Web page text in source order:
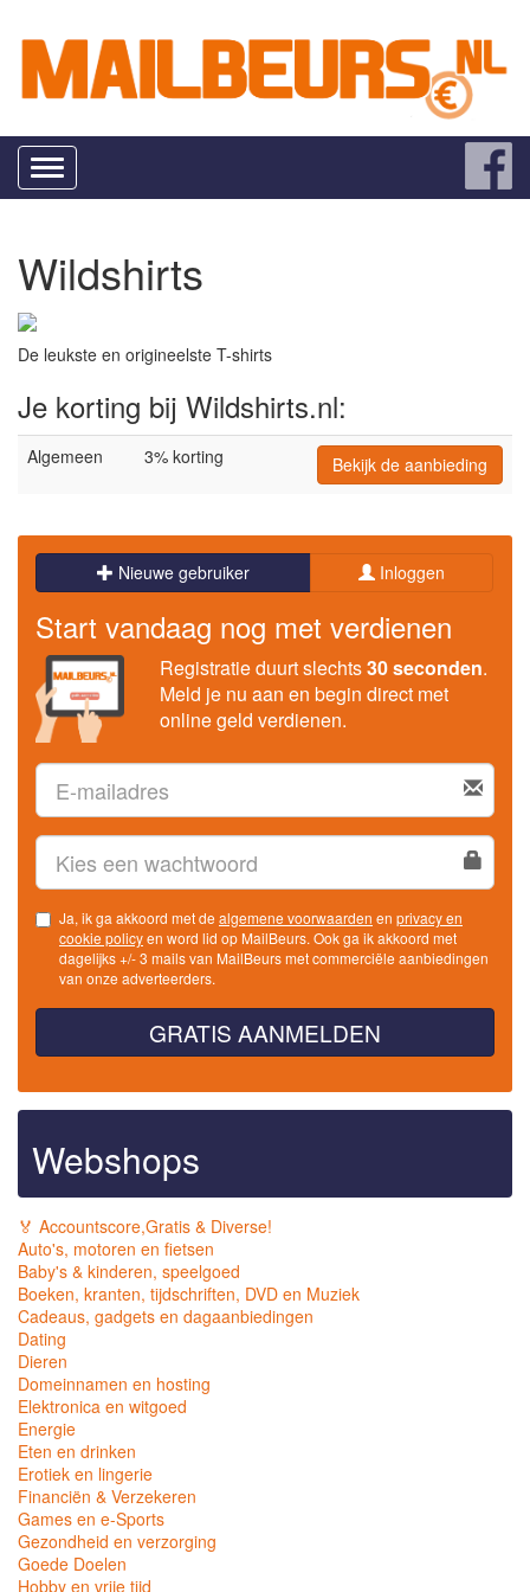
Toggle
navigation
Wildshirts
De leukste en origineelste T-shirts
Je korting bij Wildshirts.nl:
Algemeen 3% korting Bekijk de aanbieding
Nieuwe gebruiker Inloggen
Start vandaag nog met verdienen
Registratie duurt slechts30 seconden.
Meld je nu aan en begin direct met
online geld verdienen.
Ja, ik ga akkoord met de algemene voorwaarden en privacy en
cookie policy
dagelijks +/- 3 mails van MailBeurs met commerciële aanbiedingen
van onze adverteerders.
GRATIS AANMELDEN
Webshops
🏅 Accountscore,Gratis & Diverse!
Auto's, motoren en fietsen
Baby's & kinderen, speelgoed
Boeken, kranten, tijdschriften, DVD en Muziek
Cadeaus, gadgets en dagaanbiedingen
Dating
Dieren
Domeinnamen en hosting
Elektronica en witgoed
Energie
Eten en drinken
Erotiek en lingerie
Financiën & Verzekeren
Games en e-Sports
Gezondheid en verzorging
Goede Doelen
Hobby en vrije tijd